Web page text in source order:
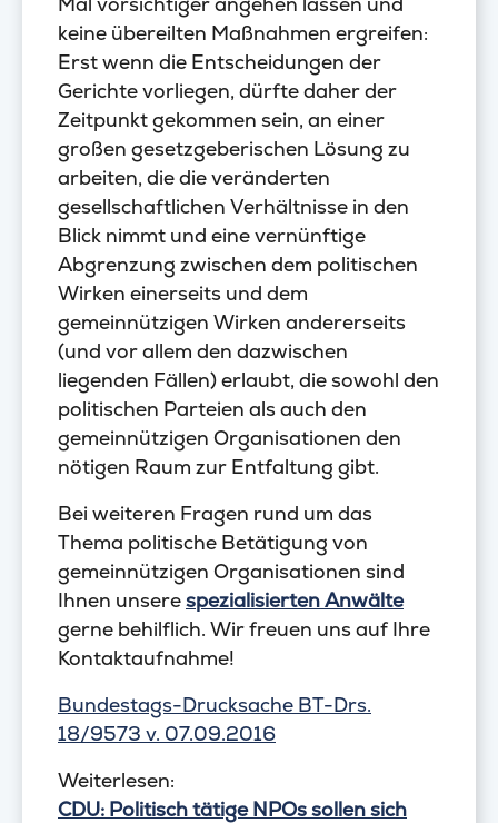
keine übereilten Maßnahmen ergreifen:
Erst wenn die Entscheidungen der
Gerichte vorliegen, dürfte daher der
Zeitpunkt gekommen sein, an einer
großen gesetzgeberischen Lösung zu
arbeiten, die die veränderten
gesellschaftlichen Verhältnisse in den
Blick nimmt und eine vernünftige
Abgrenzung zwischen dem politischen
Wirken einerseits und dem
gemeinnützigen Wirken andererseits
(und vor allem den dazwischen
liegenden Fällen) erlaubt, die sowohl den
politischen Parteien als auch den
gemeinnützigen Organisationen den
nötigen Raum zur Entfaltung gibt.
Bei weiteren Fragen rund um das
Thema politische Betätigung von
gemeinnützigen Organisationen sind
Ihnen unserespezialisierten Anwälte
gerne behilflich. Wir freuen uns auf Ihre
Kontaktaufnahme!
Bundestags-Drucksache BT-Drs.
18/9573 v. 07.09.2016
Weiterlesen:
CDU: Politisch tätige NPOs sollen sich